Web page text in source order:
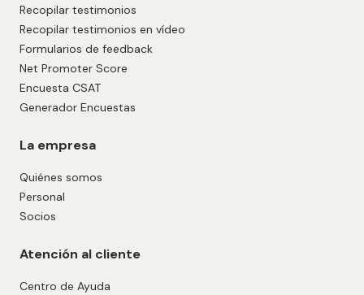
Recopilar testimonios
Recopilar testimonios en vídeo
Formularios de feedback
Net Promoter Score
Encuesta CSAT
Generador Encuestas
La empresa
Quiénes somos
Personal
Socios
Atención al cliente
Centro de Ayuda